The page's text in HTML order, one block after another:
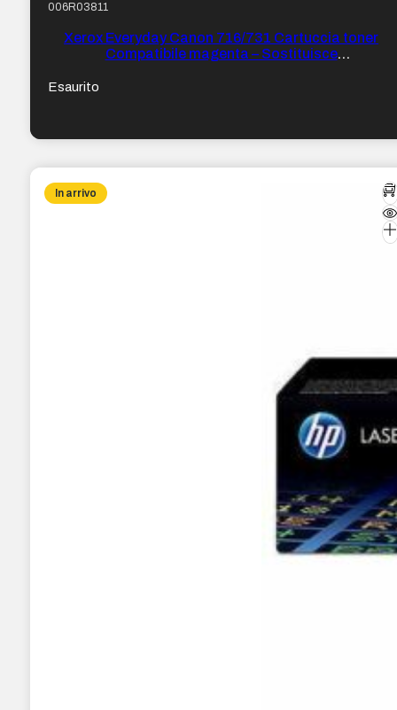
006R03811
Xerox Everyday Canon 716/731 Cartuccia toner
Compatibile magenta – Sostituisce
Esaurito
In arrivo